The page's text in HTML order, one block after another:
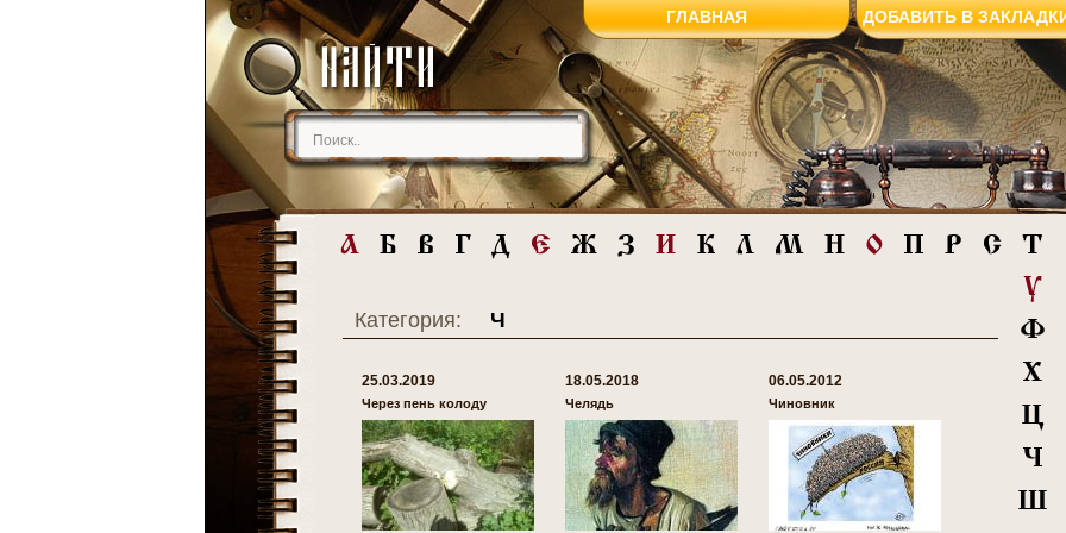
ГЛАВНАЯ ДОБАВИТЬ В
Категория: Ч
25.03.2019
Через пень колоду
18.05.2018
Челядь
06.05.2012
Чиновник